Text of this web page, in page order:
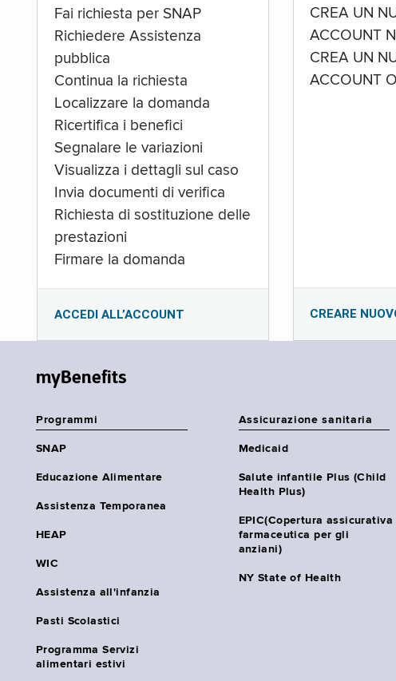
Fai richiesta per SNAP
Richiedere Assistenza
pubblica
Continua la richiesta
Localizzare la domanda
Ricertifica i benefici
Segnalare le variazioni
Visualizza i dettagli sul caso
Invia documenti di verifica
Richiesta di sostituzione delle
prestazioni
Firmare la domanda
ACCEDI ALL’ACCOUNT
CREA UN
ACCOUNT
CREA UN
ACCOUNT
CREARE
myBenefits
Programmi
SNAP
Educazione Alimentare
Assistenza Temporanea
HEAP
WIC
Assistenza all'infanzia
Pasti Scolastici
Programma Servizi
alimentari estivi
Assicurazione sanitaria
Medicaid
Salute infantile Plus (Child
Health Plus)
EPIC(Copertura assicurativa
farmaceutica per gli
anziani)
NY State of Health